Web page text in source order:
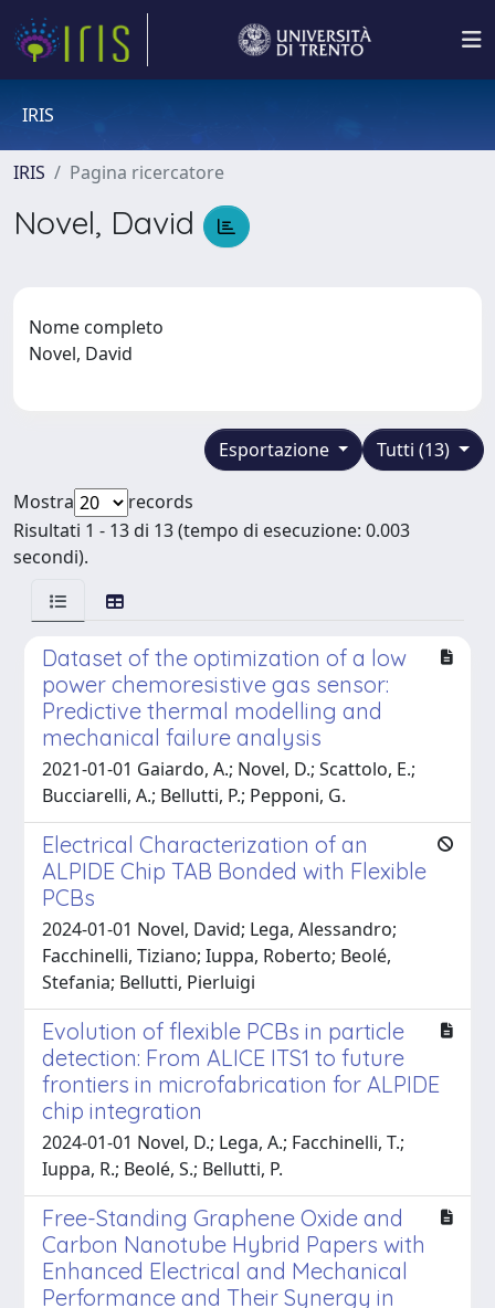
IRIS
IRIS Pagina ricercatore
Novel, David
Nome completo
Novel, David
Tutti (13)
Esportazione
Mostra
records
Risultati 1 - 13 di 13 (tempo di esecuzione: 0.003
secondi).
Dataset of the optimization of a low
power chemoresistive gas sensor:
Predictive thermal modelling and
mechanical failure analysis
2021-01-01 Gaiardo, A.; Novel, D.; Scattolo, E.;
Bucciarelli, A.; Bellutti, P.; Pepponi, G.
Electrical Characterization of an
ALPIDE Chip TAB Bonded with Flexible
PCBs
2024-01-01 Novel, David; Lega, Alessandro;
Facchinelli, Tiziano; Iuppa, Roberto; Beolé,
Stefania; Bellutti, Pierluigi
Evolution of flexible PCBs in particle
detection: From ALICE ITS1 to future
frontiers in microfabrication for ALPIDE
chip integration
2024-01-01 Novel, D.; Lega, A.; Facchinelli, T.;
Iuppa, R.; Beolé, S.; Bellutti, P.
Free-Standing Graphene Oxide and
Carbon Nanotube Hybrid Papers with
Enhanced Electrical and Mechanical
Performance and Their Synergy in